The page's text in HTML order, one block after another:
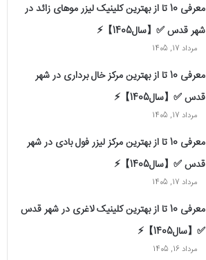
معرفی 10 تا از بهترین کلینیک لیزر موهای زائد در
شهر قدس ✅【سال1405】⚡️
مرداد 17, 1405
معرفی 10 تا از بهترین مرکز خال برداری در شهر
قدس ✅【سال1405】⚡️
مرداد 17, 1405
معرفی 10 تا از بهترین مرکز لیزر فول بادی در شهر
قدس ✅【سال1405】⚡️
مرداد 17, 1405
معرفی 10 تا از بهترین کلینیک لاغری در شهر قدس
✅【سال1405】⚡️
مرداد 16, 1405